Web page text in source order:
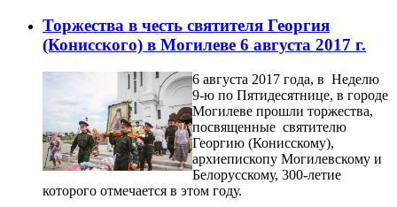
Торжества в честь святителя Георгия
(Конисского) в Могилеве 6 августа 2017 г.
6 августа 2017 года, в Неделю
9-ю по Пятидесятнице, в городе
Могилеве прошли торжества,
посвященные святителю
Георгию (Конисскому),
архиепископу Могилевскому и
Белорусскому, 300-летие
которого отмечается в этом году.